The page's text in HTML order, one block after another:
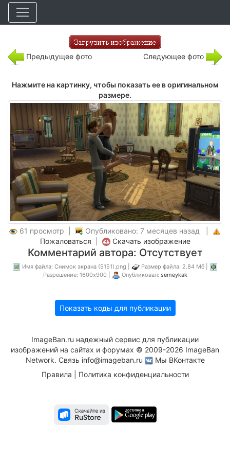
Предыдущее фото Следующее фото
Нажмите на картинку, чтобы показать ее в оригинальном
размере.
61 просмотр |
Опубликовано: 7 месяцев назад |
Пожаловаться
Скачать изображение
Комментарий автора: Отсутствует
Имя файла: Снимок экрана (5151).png |
Размер файла: 2.84 Мб |
Разрешение: 1600x900 |
Опубликовал: semeykak
Показать коды для публикации
ImageBan.ru надежный сервис для публикации
изображений на сайтах и форумах © 2009-2026 ImageBan
Network. Связь info@imageban.ru
Мы ВКонтакте
Правила
Политика конфиденциальности